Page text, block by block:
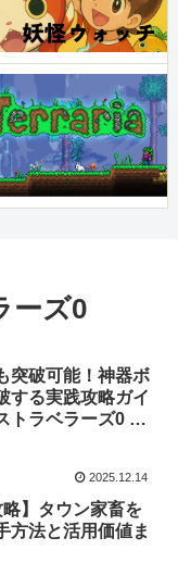
ーズ0
突破可能！神器ボ
する実践攻略ガイ
トラベラーズ0 攻
2025.12.14
略】タウン家畜を
方法と活用価値ま